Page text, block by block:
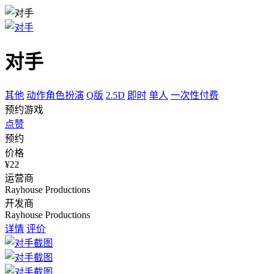
对手
其他 动作角色扮演 Q版 2.5D 即时 单人 一次性付费
预约游戏
点赞
预约
价格
¥22
运营商
Rayhouse Productions
开发商
Rayhouse Productions
详情 评价